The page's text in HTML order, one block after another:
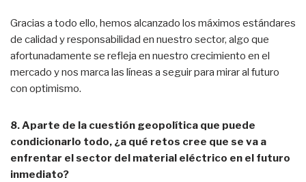
Gracias a todo ello, hemos alcanzado los máximos estándares
de calidad y responsabilidad en nuestro sector, algo que
afortunadamente se refleja en nuestro crecimiento en el
mercado y nos marca las líneas a seguir para mirar al futuro
con optimismo.
8. Aparte de la cuestión geopolítica que puede
condicionarlo todo, ¿a qué retos cree que se va a
enfrentar el sector del material eléctrico en el futuro
inmediato?